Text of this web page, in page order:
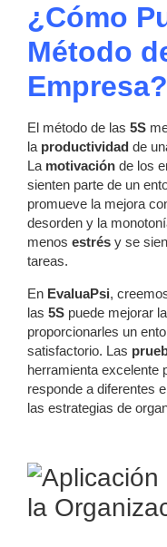
¿Cómo
Método
Empresa?
El método de las 5S
la productividad de
La motivación de los
sienten parte de un
promueve la mejora
desorden y la
menos estrés y se
tareas.
En EvaluaPsi,
las 5S puede mejorar la
proporcionarles un
satisfactorio. Las
herramienta excelente
responde a diferentes
las estrategias de